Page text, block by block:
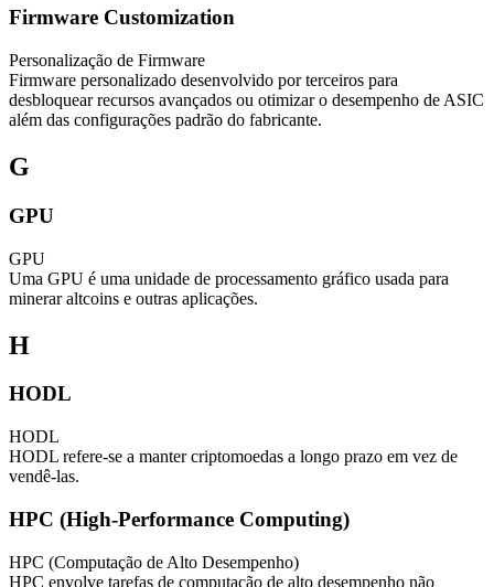
Firmware Customization
Personalização de Firmware
Firmware personalizado desenvolvido por terceiros para
desbloquear recursos avançados ou otimizar o desempenho de ASIC
além das configurações padrão do fabricante.
G
GPU
GPU
Uma GPU é uma unidade de processamento gráfico usada para
minerar altcoins e outras aplicações.
H
HODL
HODL
HODL refere-se a manter criptomoedas a longo prazo em vez de
vendê-las.
HPC (High-Performance Computing)
HPC (Computação de Alto Desempenho)
HPC envolve tarefas de computação de alto desempenho não